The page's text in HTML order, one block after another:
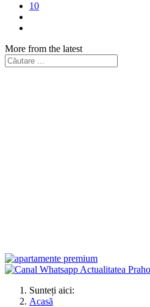
10
More from the latest
Sunteți aici:
Acasă